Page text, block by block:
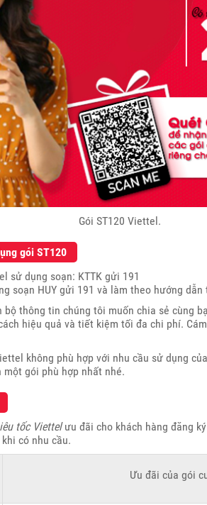
Gói ST120 Viettel.
gói ST120
sử dụng soạn: KTTK gửi 191
soạn HUY gửi 191 và làm theo hướng
bộ thông tin chúng tôi muốn chia sẻ cùng
hiệu quả và tiết kiệm tối đa chi phí.
không phù hợp với nhu cầu sử dụng
gói phù hợp nhất nhé.
tốc Viettelưu đãi cho khách hàng đăng
có nhu cầu.
Ưu đãi của gói